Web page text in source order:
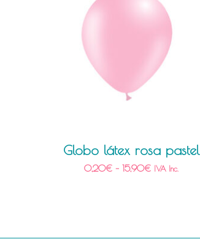
Globo látex rosa pastel
0,20€– 15,90€ IVA Inc.